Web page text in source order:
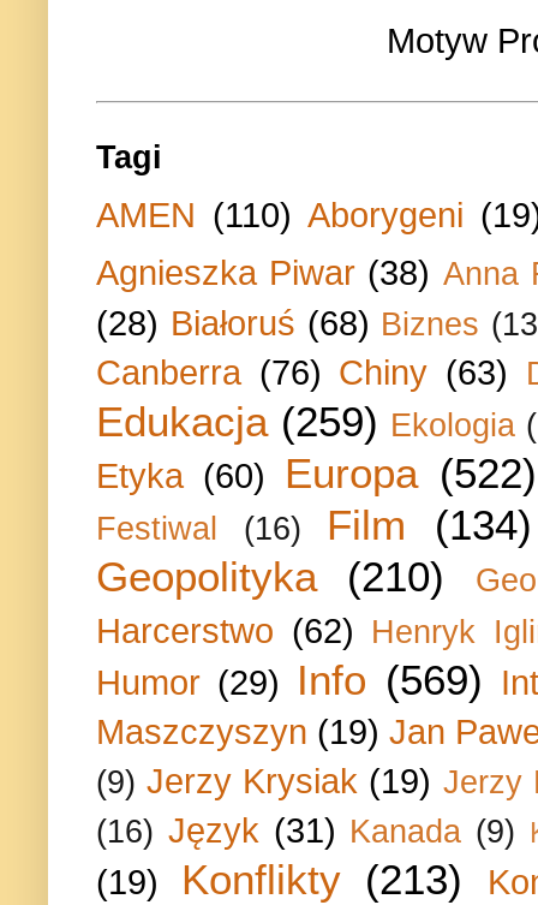
Motyw
Tagi
AMEN (110) Aborygeni
Agnieszka Piwar (38) Anna
(28) Białoruś (68) Biznes
Canberra (76) Chiny (63)
Edukacja (259) Ekologia
Etyka (60) Europa (522)
Festiwal (16) Film
(134)
Geopolityka
(210)
Harcerstwo (62) Henryk
Humor (29) Info (569)
Maszczyszyn (19) Jan
(9) Jerzy Krysiak (19) Jerzy
(16) Język (31) Kanada (9)
(19) Konflikty (213)